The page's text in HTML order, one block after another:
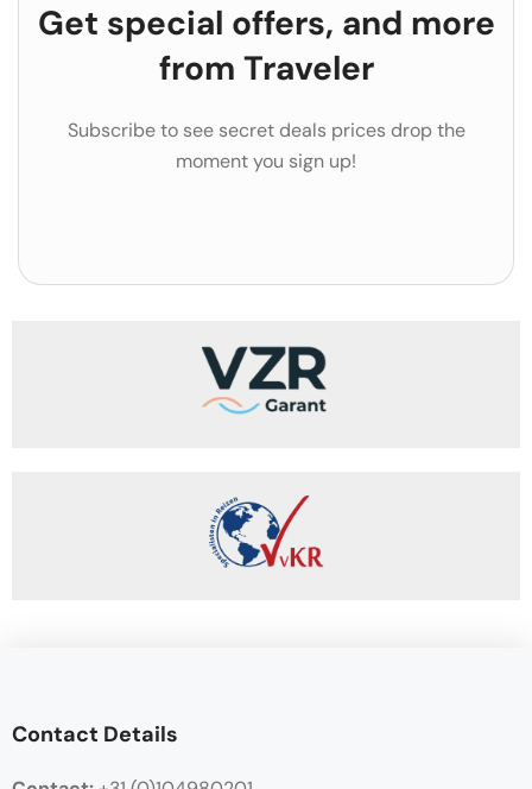
Get special offers, and more
from Traveler
Subscribe to see secret deals prices drop the
moment you sign up!
Contact Details